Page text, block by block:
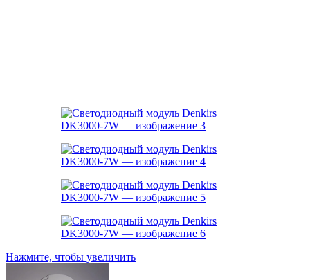
Нажмите, чтобы увеличить